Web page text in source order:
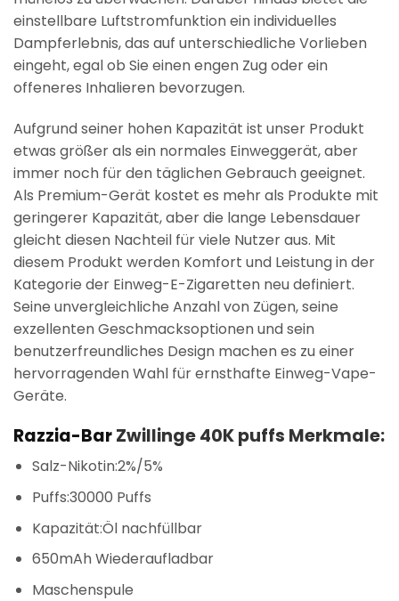
einstellbare Luftstromfunktion ein individuelles
Dampferlebnis, das auf unterschiedliche Vorlieben
eingeht, egal ob Sie einen engen Zug oder ein
offeneres Inhalieren bevorzugen.
Aufgrund seiner hohen Kapazität ist unser Produkt
etwas größer als ein normales Einweggerät, aber
immer noch für den täglichen Gebrauch geeignet.
Als Premium-Gerät kostet es mehr als Produkte mit
geringerer Kapazität, aber die lange Lebensdauer
gleicht diesen Nachteil für viele Nutzer aus. Mit
diesem Produkt werden Komfort und Leistung in der
Kategorie der Einweg-E-Zigaretten neu definiert.
Seine unvergleichliche Anzahl von Zügen, seine
exzellenten Geschmacksoptionen und sein
benutzerfreundliches Design machen es zu einer
hervorragenden Wahl für ernsthafte Einweg-Vape-
Geräte.
Razzia-BarZwillinge 40K puffs Merkmale:
Salz-Nikotin:2%/5%
Puffs:30000 Puffs
Kapazität:Öl nachfüllbar
650mAh Wiederaufladbar
Maschenspule